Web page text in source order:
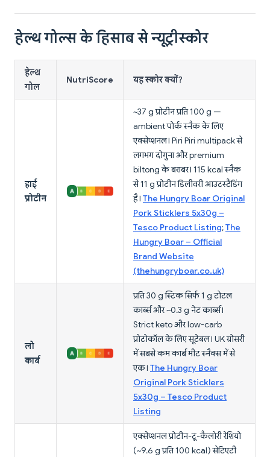
हेल्थ गोल्स के हिसाब से न्यूट्रीस्कोर
हेल्थ
गोल
NutriScore यह स्कोर क्यों?
हाई
प्रोटीन
~37 g प्रोटीन प्रति 100 g —
ambient पोर्क स्नैक के लिए
एक्सेप्शनल। Piri Piri multipack से
लगभग दोगुना और premium
biltong के बराबर। 115 kcal स्नैक
से 11 g प्रोटीन डिलीवरी आउटस्टैंडिंग
है। The Hungry Boar Original
Pork Sticklers 5x30g –
Tesco Product Listing;The
Hungry Boar – Official
Brand Website
(thehungryboar.co.uk)
लो
कार्ब
प्रति 30 g स्टिक सिर्फ 1 g टोटल
कार्ब्स और ~0.3 g नेट कार्ब्स।
Strict keto और low-carb
प्रोटोकॉल के लिए सूटेबल। UK ग्रोसरी
में सबसे कम कार्ब मीट स्नैक्स में से
एक। The Hungry Boar
Original Pork Sticklers
5x30g – Tesco Product
Listing
एक्सेप्शनल प्रोटीन-टू-कैलोरी रेशियो
(~9.6 g प्रति 100 kcal) सेटिएटी